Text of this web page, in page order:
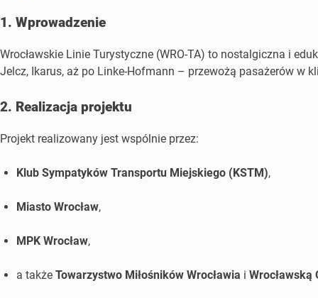
1. Wprowadzenie
Wrocławskie Linie Turystyczne (WRO-TA) to nostalgiczna i
Jelcz, Ikarus, aż po Linke-Hofmann – przewożą pasażerów w
2. Realizacja projektu
Projekt realizowany jest wspólnie przez:
Klub Sympatyków Transportu Miejskiego (KSTM),
Miasto Wrocław,
MPK Wrocław,
a także Towarzystwo Miłośników Wrocławia i Wrocławską